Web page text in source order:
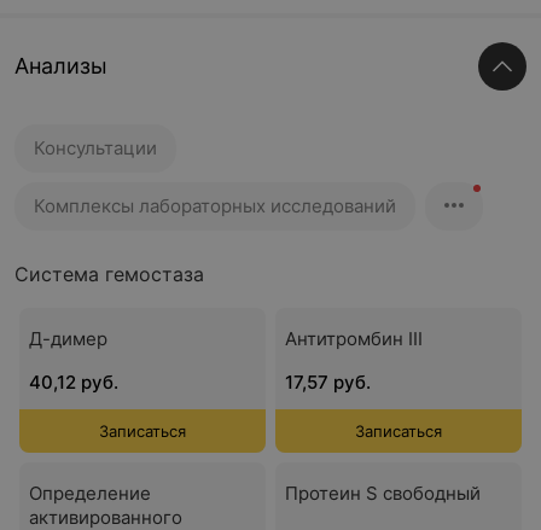
Анализы
Консультации
Комплексы лабораторных исследований
Система гемостаза
Д-димер
40,12 руб.
Записаться
Антитромбин III
17,57 руб.
Записаться
Определение
активированного
Протеин S свободный